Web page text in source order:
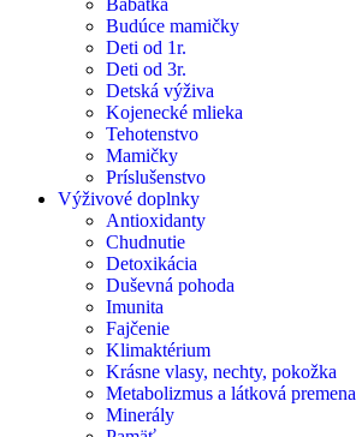
Bábätká
Budúce mamičky
Deti od 1r.
Deti od 3r.
Detská výživa
Kojenecké mlieka
Tehotenstvo
Mamičky
Príslušenstvo
Výživové doplnky
Antioxidanty
Chudnutie
Detoxikácia
Duševná pohoda
Imunita
Fajčenie
Klimaktérium
Krásne vlasy, nechty, pokožka
Metabolizmus a látková premena
Minerály